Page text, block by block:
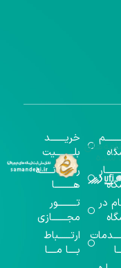
در
خریـــــــد
بلـــــــــیت
رســـــانــــــه
هـــــــــا
تـــــــــور
مجـــــــازی
ارتــــــباط
بــــا مــــا